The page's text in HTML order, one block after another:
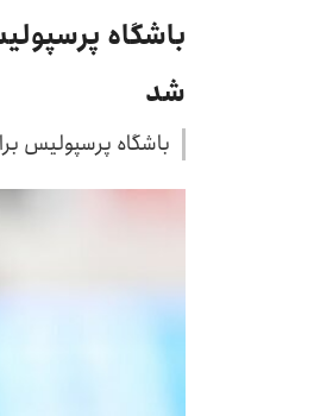
باشگاه
شد
باشگاه پرسپولیس